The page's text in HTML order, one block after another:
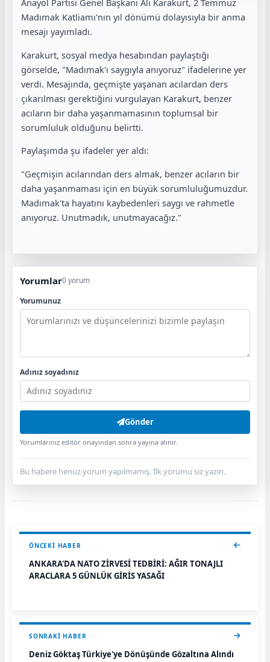
Anayol Partisi Genel Başkanı Ali Karakurt, 2 Temmuz
Madımak Katliamı'nın yıl dönümü dolayısıyla bir anma
mesajı yayımladı.
Karakurt, sosyal medya hesabından paylaştığı
görselde, "Madımak'ı saygıyla anıyoruz" ifadelerine yer
verdi. Mesajında, geçmişte yaşanan acılardan ders
çıkarılması gerektiğini vurgulayan Karakurt, benzer
acıların bir daha yaşanmamasının toplumsal bir
sorumluluk olduğunu belirtti.
Paylaşımda şu ifadeler yer aldı:
"Geçmişin acılarından ders almak, benzer acıların bir
daha yaşanmaması için en büyük sorumluluğumuzdur.
Madımak'ta hayatını kaybedenleri saygı ve rahmetle
anıyoruz. Unutmadık, unutmayacağız."
Yorumlar0 yorum
Yorumunuz
Adınız soyadınız
Gönder
Yorumlarınız editör onayından sonra yayına alınır.
Bu habere henüz yorum yapılmamış. İlk yorumu siz yazın.
ÖNCEKI HABER
ANKARA'DA NATO ZİRVESİ TEDBİRİ: AĞIR TONAJLI
ARAÇLARA 5 GÜNLÜK GİRİŞ YASAĞI
SONRAKI HABER
Deniz Göktaş Türkiye'ye Dönüşünde Gözaltına Alındı